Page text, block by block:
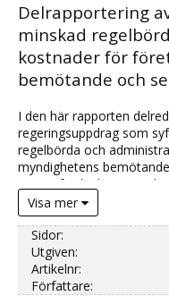
Delrapportering
minskad
kostnader för
bemötande och
I den här rapporten
regeringsuppdrag som
regelbörda och
myndighetens
genomförda, kommande
regelverk och andra
Visa mer
Sidor:
Utgiven:
Artikelnr:
Författare: